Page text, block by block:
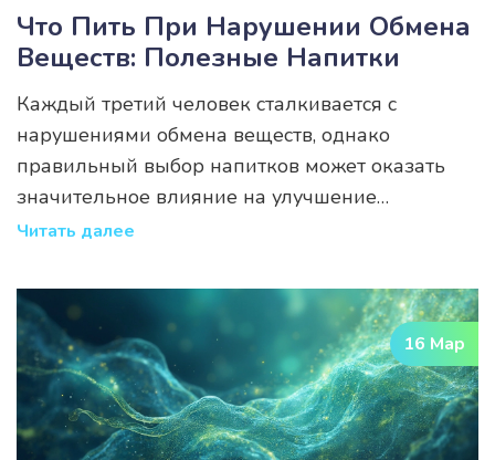
Что Пить При Нарушении Обмена
Веществ: Полезные Напитки
Каждый третий человек сталкивается с
нарушениями обмена веществ, однако
правильный выбор напитков может оказать
значительное влияние на улучшение
метаболизма. В этой статье расскажем, какие
улучшить общее состояние организма. Зелёный
чай и вода с лимоном, например, давно
известны своими полезными свойствами. Мы
также обсудим влияние свежевыжатых соков и
травяных настоев. Получите советы и узнайте,
как сделать метаболизм более эффективным.
Читать далее
16 Мар